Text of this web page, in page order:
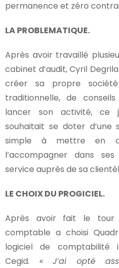
permanence et zéro
LA PROBLEMATIQUE.
Après avoir travaillé
cabinet d’audit, Cyril
créer sa propre société
traditionnelle, de
lancer son activité, ce
souhaitait se doter d’une
simple à mettre en
l’accompagner dans
service auprès de sa
LE CHOIX DU PROGICIEL.
Après avoir fait le tour
comptable a choisi
logiciel de
Cegid. « J’ai opté